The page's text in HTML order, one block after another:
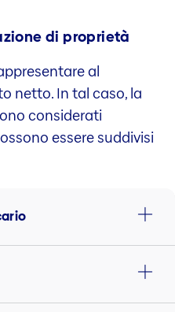
di proprietà
al
netto. In tal caso, la
considerati
essere suddivisi